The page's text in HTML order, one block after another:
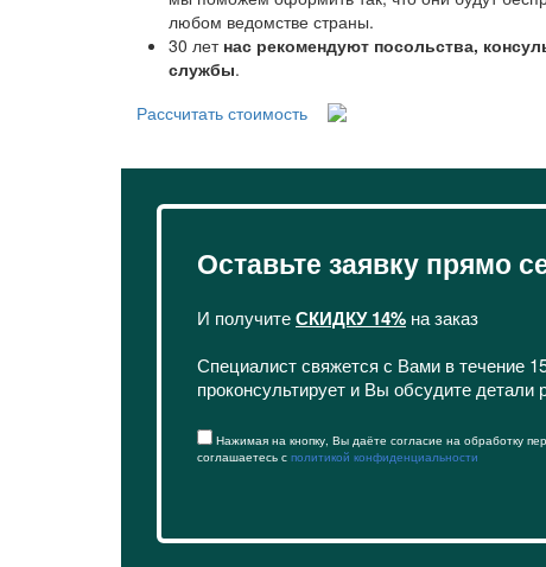
любом ведомстве страны.
30 лет нас рекомендуют посольства,
службы.
Рассчитать стоимость
Оставьте заявку прямо
И получитеСКИДКУ 14% на заказ
Специалист свяжется с Вами в течение
проконсультирует и Вы обсудите детали
Нажимая на кнопку, Вы даёте согласие на обработку
соглашаетесь с политикой конфиденциальности